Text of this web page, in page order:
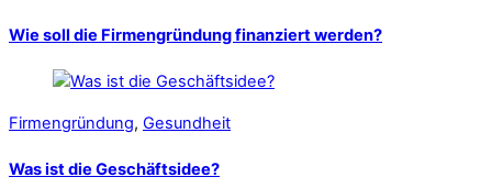
Wie soll die Firmengründung finanziert werden?
Firmengründung, Gesundheit
Was ist die Geschäftsidee?